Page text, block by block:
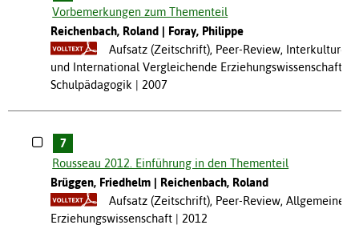
Vorbemerkungen zum Thementeil
Reichenbach, Roland
Foray, Philippe
Aufsatz (Zeitschrift), Peer-Review,
und International Vergleichende Erziehungswissenschaft,
Schulpädagogik
2007
7
Rousseau 2012. Einführung in den Thementeil
Brüggen, Friedhelm
Reichenbach, Roland
Aufsatz (Zeitschrift), Peer-Review, Allgemeine
Erziehungswissenschaft
2012